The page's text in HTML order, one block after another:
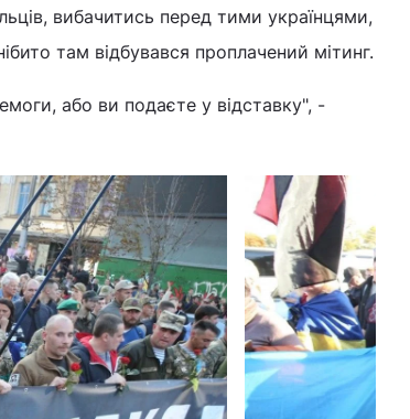
вибачитись перед тими українцями,
там відбувався проплачений мітинг.
або ви подаєте у відставку", -